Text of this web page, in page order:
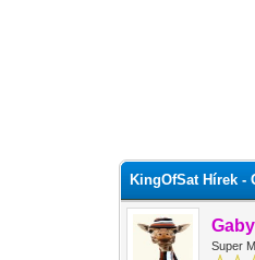
KingOfSat Hírek -
Super